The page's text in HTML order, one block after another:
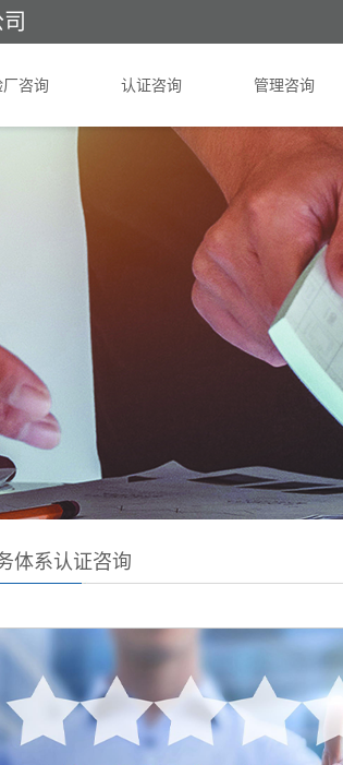
厂咨询 认证咨询 管理咨询
体系认证咨询